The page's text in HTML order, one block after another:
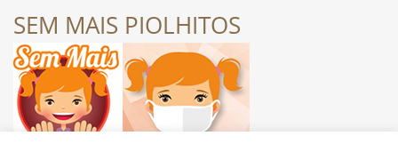
FÉRIAS
SAÚDE
SEM MAIS PIOLHITOS